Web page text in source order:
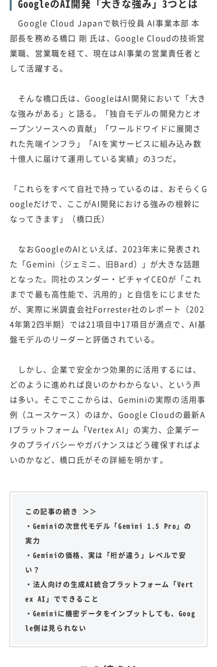
GoogleのAI開発「大きな強み」3つとは
Google Cloud Japanで執行役員 AI事業本部 本
部長を務める橋口 剛 氏は、Google Cloudの技術営
業職、営業職を経て、現在はAI事業の営業責任者と
して活躍する。
そんな橋口氏は、GoogleはAI開発において「大き
な強みがある」と語る。「独自モデルの開発力とオ
ープンソースへの貢献」「ワールドワイドに展開さ
れた先端インフラ」「AIを実サービスに組み込み数
十億人に届けて運用している実績」の3つだ。
「これらをすべて自社で持っているのは、おそらくG
oogleだけで、ここがAI開発における強みの根幹に
なってきます」（橋口氏）
なおGoogleのAIといえば、2023年末に発表され
た「Gemini（ジェミニ、旧Bard）」が大きな話題
となった。同社のスンダー・ピチャイCEOが「これ
までで最も高性能で、汎用的」と自信をにじませた
が、実際に米調査会社Forrester社のレポート（202
4年第2四半期）では21項目中17項目が満点で、AI基
盤モデルのリーダーと評価されている。
しかし、企業で安全かつ効果的に活用するには、
どのように進めれば良いのかわからない、という声
は多い。そこでここからは、Geminiの実際の活用事
例（ユースケース）のほか、Google Cloudの最新A
Iプラットフォーム「Vertex AI」の実力、企業デー
タのプライバシーやガバナンスはどう確保すればよ
いのかなど、橋口氏がその詳細を明かす。
この記事の続き ＞＞
・Geminiの次世代モデル「Gemini 1.5 Pro」の
実力
・Geminiの価格、実は「桁が違う」レベルで安
い？
・法人向けの生成AI統合プラットフォーム「Vert
ex AI」でできること
・Geminiに機密データをインプットしても、Goog
le側は見られない